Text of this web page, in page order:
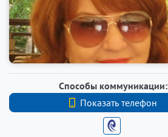
Способы коммуникации:
Показать телефон
+7 (812) 740-70-40